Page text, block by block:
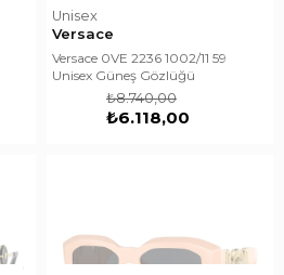
Unisex
Versace
Versace 0VE 2236 1002/11 59
Unisex Güneş Gözlüğü
₺6.118,00
₺8.740,00